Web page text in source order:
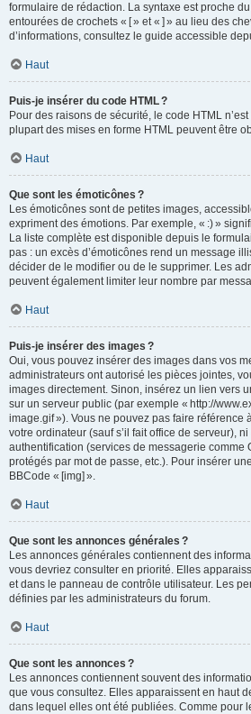
formulaire de rédaction. La syntaxe est proche
entourées de crochets « [ » et « ] » au lieu des
d’informations, consultez le guide accessible
Haut
Puis-je insérer du code HTML ?
Pour des raisons de sécurité, le code HTML
plupart des mises en forme HTML peuvent être
Haut
Que sont les émoticônes ?
Les émoticônes sont de petites images,
expriment des émotions. Par exemple, « :) »
La liste complète est disponible depuis le
pas : un excès d’émoticônes rend un message
décider de le modifier ou de le supprimer. Les
peuvent également limiter leur nombre par
Haut
Puis-je insérer des images ?
Oui, vous pouvez insérer des images dans vos
administrateurs ont autorisé les pièces jointes,
images directement. Sinon, insérez un lien vers
sur un serveur public (par exemple « http://
image.gif »). Vous ne pouvez pas faire référence
votre ordinateur (sauf s’il fait office de serveur),
authentification (services de messagerie comme
protégés par mot de passe, etc.). Pour insérer
BBCode « [img] ».
Haut
Que sont les annonces générales ?
Les annonces générales contiennent des
vous devriez consulter en priorité. Elles
et dans le panneau de contrôle utilisateur. Les
définies par les administrateurs du forum.
Haut
Que sont les annonces ?
Les annonces contiennent souvent des
que vous consultez. Elles apparaissent en haut
dans lequel elles ont été publiées. Comme pour